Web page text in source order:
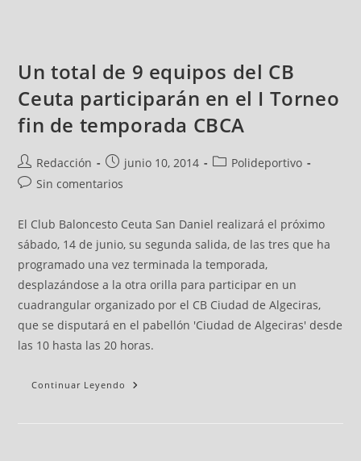
Un total de 9 equipos del CB
Ceuta participarán en el I Torneo
fin de temporada CBCA
Redacción junio 10, 2014
Polideportivo
Sin comentarios
El Club Baloncesto Ceuta San Daniel realizará el próximo
sábado, 14 de junio, su segunda salida, de las tres que ha
programado una vez terminada la temporada,
desplazándose a la otra orilla para participar en un
cuadrangular organizado por el CB Ciudad de Algeciras,
que se disputará en el pabellón 'Ciudad de Algeciras' desde
las 10 hasta las 20 horas.
Continuar Leyendo